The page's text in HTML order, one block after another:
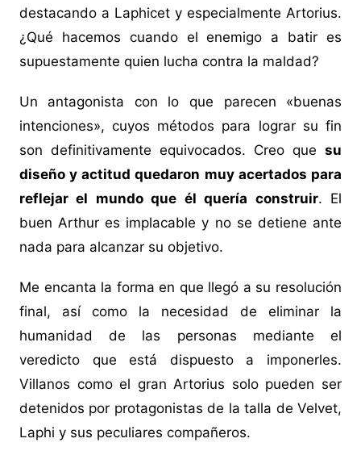
destacando a Laphicet y especialmente Artorius.
¿Qué hacemos cuando el enemigo a batir es
supuestamente quien lucha contra la maldad?
Un antagonista con lo que parecen «buenas
intenciones», cuyos métodos para lograr su fin
son definitivamente equivocados. Creo quesu
diseño y actitud quedaron muy acertados para
reflejar el mundo que él quería construir. El
buen Arthur es implacable y no se detiene ante
nada para alcanzar su objetivo.
Me encanta la forma en que llegó a su resolución
final, así como la necesidad de eliminar la
humanidad de las personas mediante el
veredicto que está dispuesto a imponerles.
Villanos como el gran Artorius solo pueden ser
detenidos por protagonistas de la talla de Velvet,
Laphi y sus peculiares compañeros.